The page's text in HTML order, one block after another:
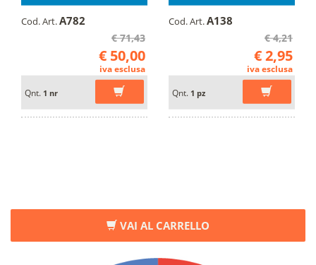
VAI AL CARRELLO
Cod. Art.A782
€ 71,43
€ 50,00
iva esclusa
Qnt. 1 nr
Cod. Art.A138
€ 4,21
€ 2,95
iva esclusa
Qnt. 1 pz